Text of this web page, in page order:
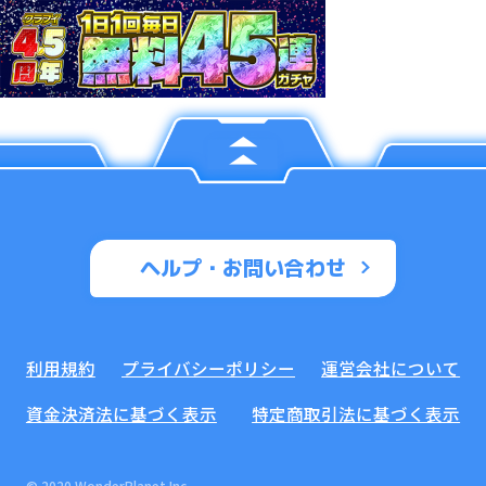
ヘルプ・お問い合わせ
利用規約 プライバシーポリシー
運営会社について
資金決済法に基づく表示
特定商取引法に基づく表示